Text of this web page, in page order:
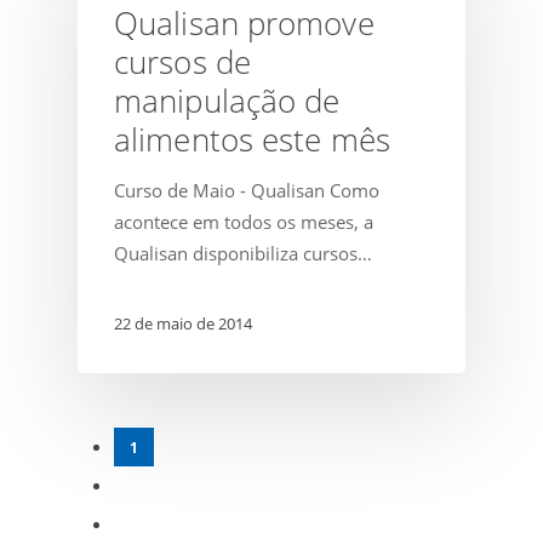
manipulação
alimentos
Qualisan promove
cursos de
manipulação de
alimentos este mês
Curso de Maio - Qualisan Como
acontece em todos os meses, a
Qualisan disponibiliza cursos…
22 de maio de 2014
1